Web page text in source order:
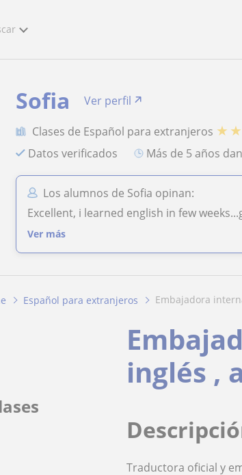
Sofia Ver perfil
Clases de Español para extranjeros ★ ★
Datos verificados
más de 5 años
Los alumnos de Sofia opinan:
Excellent, i learned english in few
Ver más
Español para extranjeros embajadora
inglés ,
Traductora oficial y